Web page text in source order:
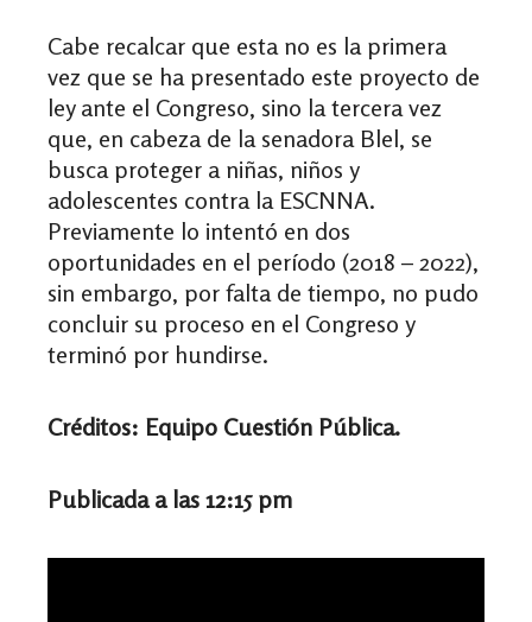
Cabe recalcar que esta no es la primera
vez que se ha presentado este proyecto de
ley ante el Congreso, sino la tercera vez
que, en cabeza de la senadora Blel, se
busca proteger a niñas, niños y
adolescentes contra la ESCNNA.
Previamente lo intentó en dos
oportunidades en el período (2018 – 2022),
sin embargo, por falta de tiempo, no pudo
concluir su proceso en el Congreso y
terminó por hundirse.
Créditos: Equipo Cuestión Pública.
Publicada a las 12:15 pm